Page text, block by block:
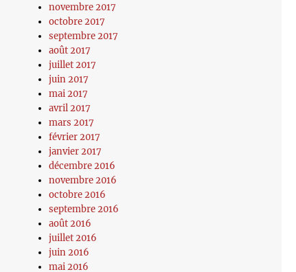
novembre 2017
octobre 2017
septembre 2017
août 2017
juillet 2017
juin 2017
mai 2017
avril 2017
mars 2017
février 2017
janvier 2017
décembre 2016
novembre 2016
octobre 2016
septembre 2016
août 2016
juillet 2016
juin 2016
mai 2016